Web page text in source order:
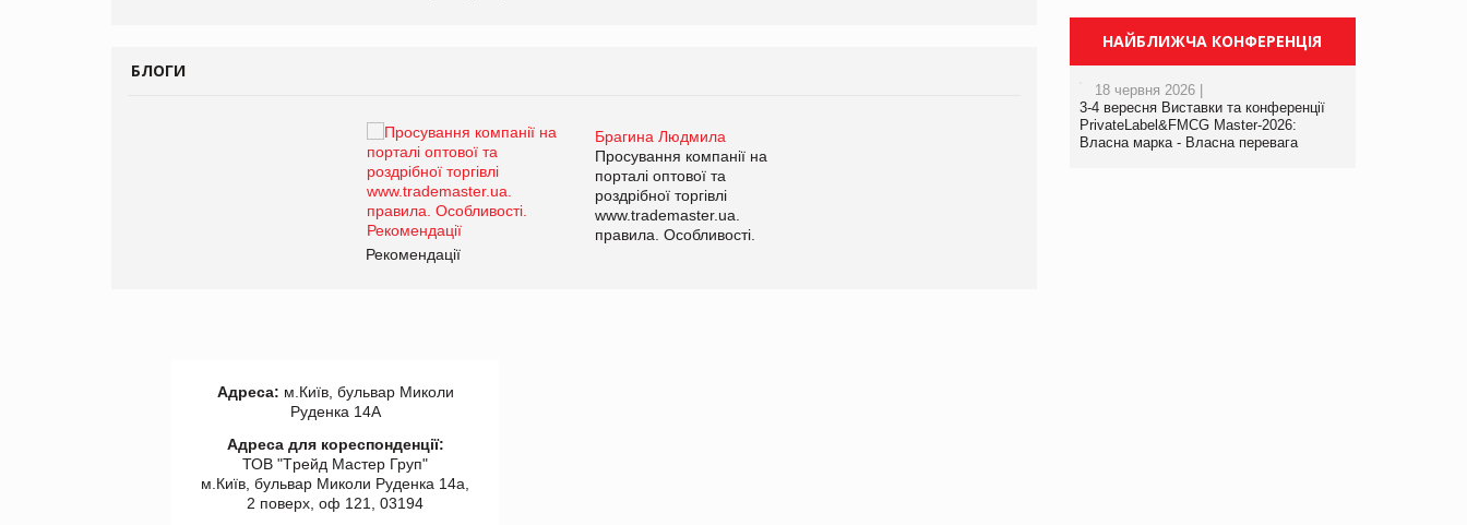
БЛОГИ
Брагина Людмила
Просування компанії на
порталі оптової та
роздрібної торгівлі
www.trademaster.ua.
правила. Особливості.
Рекомендації
Брагина Людмила
Просування компанії на
НАЙБЛИЖЧА КОНФЕРЕНЦІЯ
18 червня 2026 |
3-4 вересня Виставки та конференції
PrivateLabel&FMCG Master-2026:
Власна марка - Власна перевага
Адреса: м.Київ, бульвар Миколи
Руденка 14А
Адреса для кореспонденції:
ТОВ "Tрейд Мастер Груп"
м.Київ, бульвар Миколи Руденка 14а,
2 поверх, оф 121, 03194